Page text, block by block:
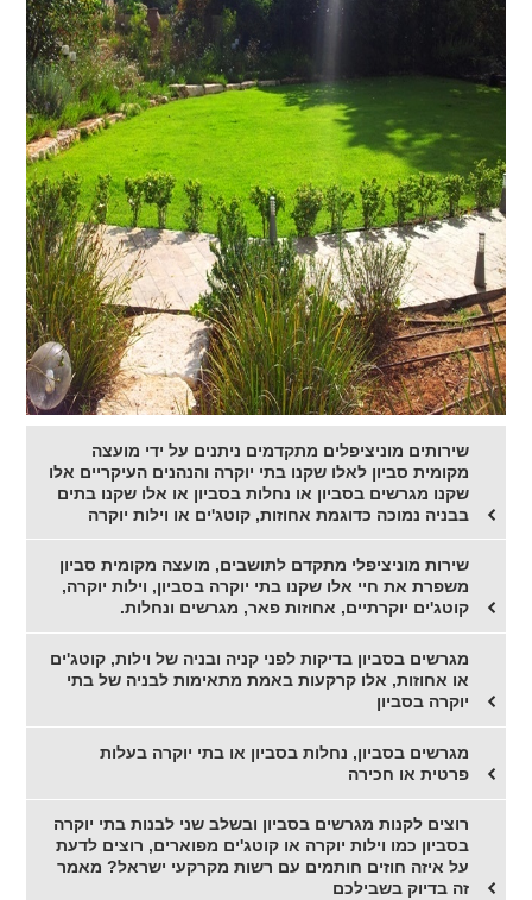
שירותים מוניציפלים מתקדמים ניתנים על ידי מועצה
מקומית סביון לאלו שקנו בתי יוקרה והנהנים העיקריים אלו
שקנו מגרשים בסביון או נחלות בסביון או אלו שקנו בתים
בבניה נמוכה כדוגמת אחוזות, קוטג'ים או וילות יוקרה
שירות מוניציפלי מתקדם לתושבים, מועצה מקומית סביון
משפרת את חיי אלו שקנו בתי יוקרה בסביון, וילות יוקרה,
קוטג'ים יוקרתיים, אחוזות פאר, מגרשים ונחלות.
מגרשים בסביון בדיקות לפני קניה ובניה של וילות, קוטג'ים
או אחוזות, אלו קרקעות באמת מתאימות לבניה של בתי
יוקרה בסביון
מגרשים בסביון, נחלות בסביון או בתי יוקרה בעלות
פרטית או חכירה
רוצים לקנות מגרשים בסביון ובשלב שני לבנות בתי יוקרה
בסביון כמו וילות יוקרה או קוטג'ים מפוארים, רוצים לדעת
על איזה חוזים חותמים עם רשות מקרקעי ישראל? מאמר
זה בדיוק בשבילכם